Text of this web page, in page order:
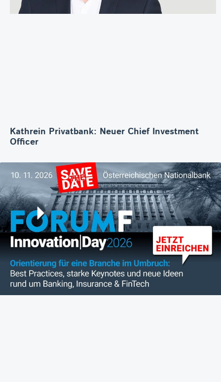
Kathrein Privatbank: Neuer Chief Investment
Officer